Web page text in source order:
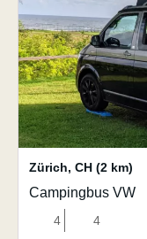
Zürich, CH (2 km)
Campingbus VW
4 4